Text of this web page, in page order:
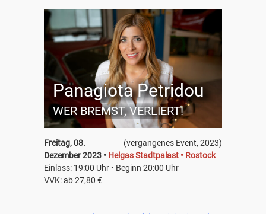
Panagiota Petridou
WER BREMST, VERLIERT!
(vergangenes Event, 2023)
Freitag, 08.
Dezember 2023 • Helgas Stadtpalast • Rostock
Einlass: 19:00 Uhr • Beginn 20:00 Uhr
VVK: ab 27,80 €